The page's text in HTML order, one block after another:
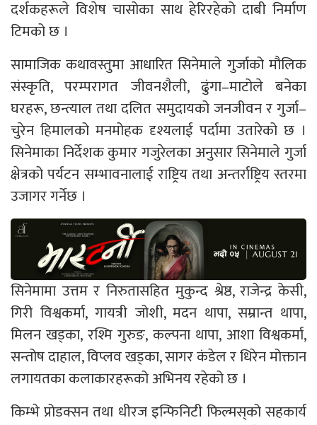
दर्शकहरूले विशेष चासोका साथ हेरिरहेको दाबी निर्माण
टिमको छ ।
सामाजिक कथावस्तुमा आधारित सिनेमाले गुर्जाको मौलिक
संस्कृति, परम्परागत जीवनशैली, ढुंगा–माटोले बनेका
घरहरू, छन्त्याल तथा दलित समुदायको जनजीवन र गुर्जा–
चुरेन हिमालको मनमोहक दृश्यलाई पर्दामा उतारेको छ ।
सिनेमाका निर्देशक कुमार गजुरेलका अनुसार सिनेमाले गुर्जा
क्षेत्रको पर्यटन सम्भावनालाई राष्ट्रिय तथा अन्तर्राष्ट्रिय स्तरमा
उजागर गर्नेछ ।
सिनेमामा उत्तम र निरुतासहित मुकुन्द श्रेष्ठ, राजेन्द्र केसी,
गिरी विश्वकर्मा, गायत्री जोशी, मदन थापा, सम्रान्त थापा,
मिलन खड्का, रश्मि गुरुङ, कल्पना थापा, आशा विश्वकर्मा,
सन्तोष दाहाल, विप्लव खड्का, सागर कंडेल र धिरेन मोक्तान
लगायतका कलाकारहरूको अभिनय रहेको छ ।
किम्भे प्रोडक्सन तथा धीरज इन्फिनिटी फिल्मस्‌को सहकार्य